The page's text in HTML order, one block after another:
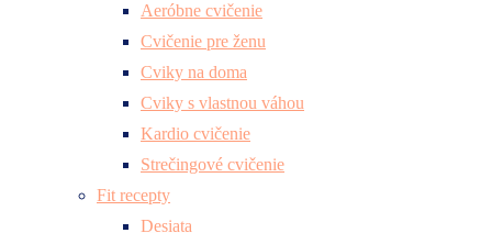
Aeróbne cvičenie
Cvičenie pre ženu
Cviky na doma
Cviky s vlastnou váhou
Kardio cvičenie
Strečingové cvičenie
Fit recepty
Desiata